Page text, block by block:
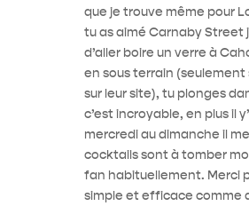
que je trouve même pour
tu as aimé Carnaby Street
d’aller boire un verre à
en sous terrain (seulement
sur leur site), tu plonges
c’est incroyable, en plus il
mercredi au dimanche il
cocktails sont à tomber
fan habituellement. Merci
simple et efficace comme